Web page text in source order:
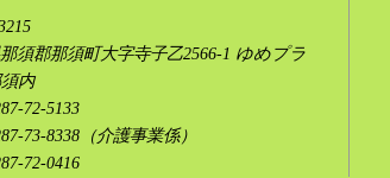
須郡那須町大字寺子乙2566-1 ゆめプラ
内
72-5133
73-8338（介護事業係）
72-0416